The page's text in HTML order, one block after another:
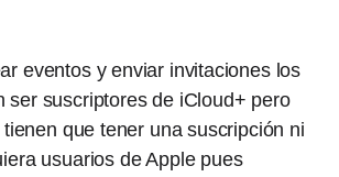
eventos y enviar invitaciones los
ser suscriptores de iCloud+ pero
tienen que tener una suscripción ni
usuarios de Apple pues